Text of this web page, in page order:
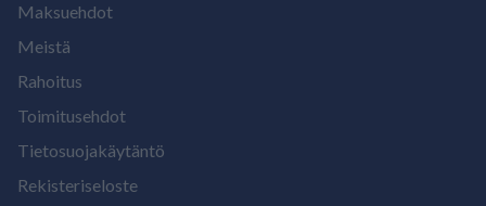
Maksuehdot
Meistä
Rahoitus
Toimitusehdot
Tietosuojakäytäntö
Rekisteriseloste